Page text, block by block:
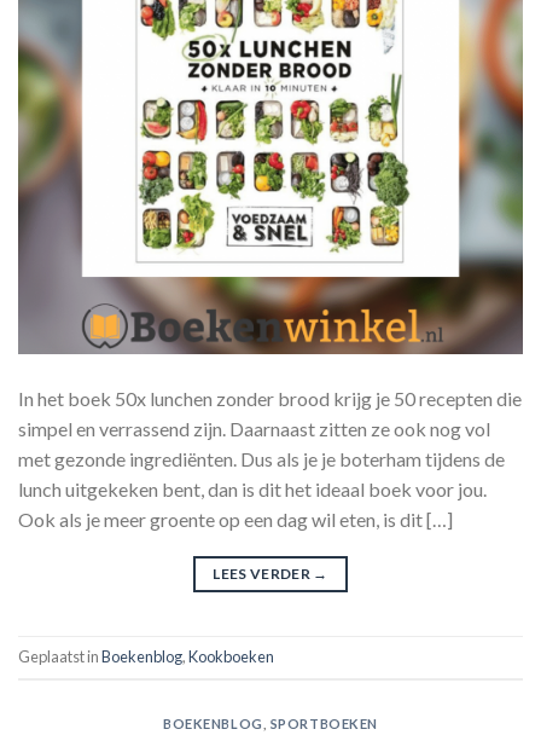
In het boek 50x lunchen zonder brood krijg je 50 recepten die
simpel en verrassend zijn. Daarnaast zitten ze ook nog vol
met gezonde ingrediënten. Dus als je je boterham tijdens de
lunch uitgekeken bent, dan is dit het ideaal boek voor jou.
Ook als je meer groente op een dag wil eten, is dit […]
LEES VERDER →
Geplaatst inBoekenblog,Kookboeken
BOEKENBLOG SPORTBOEKEN